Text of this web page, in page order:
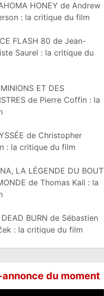
HONEY de Andrew
: la critique du film
FLASH 80 de Jean-
Saurel : la critique du
ET DES
de Pierre Coffin : la
de Christopher
: la critique du film
LA LÉGENDE DU BOUT
de Thomas Kail : la
DEAD BURN de Sébastien
: la critique du film
du moment